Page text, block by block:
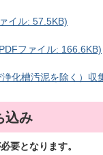
イル: 57.5KB)
ファイル: 166.6KB)
化槽汚泥を除く）
込み
要となります。